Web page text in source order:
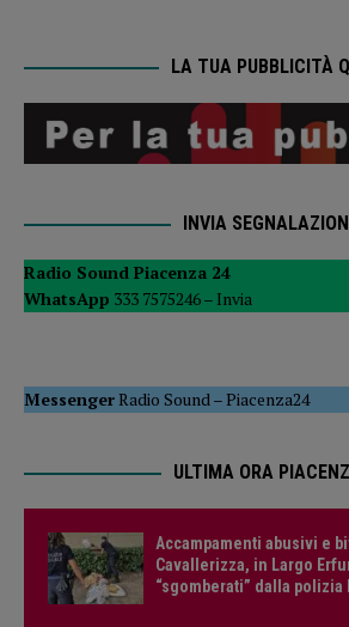
LA TUA PUBBLICITÀ
INVIA
Radio Sound Piacenza 24
WhatsApp 333 7575246 – Invia
MessengerRadio Sound –Piacenza24
ULTIMA ORA
Accampamenti abusivi e
Cavallerizza, in Largo
“sgomberati” dalla polizia